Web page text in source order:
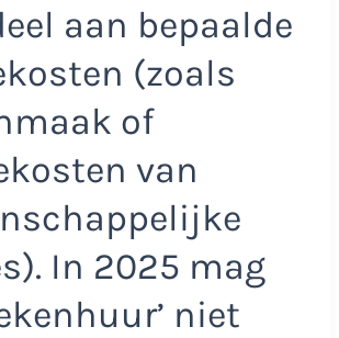
aan bepaalde
(zoals
of
van
In 2025 mag
niet